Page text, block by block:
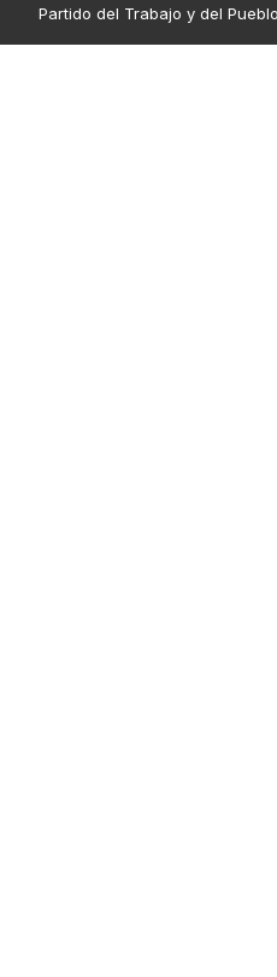
Partido del Trabajo y del